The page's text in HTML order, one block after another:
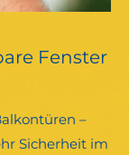
Fenster
–
Sicherheit im